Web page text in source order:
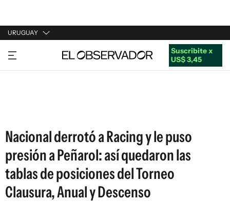
URUGUAY
URUGUAY
ARGENTINA
Suscribite x
US$ 3,45
Nacional derrotó a Racing y le puso
presión a Peñarol: así quedaron las
tablas de posiciones del Torneo
Clausura, Anual y Descenso